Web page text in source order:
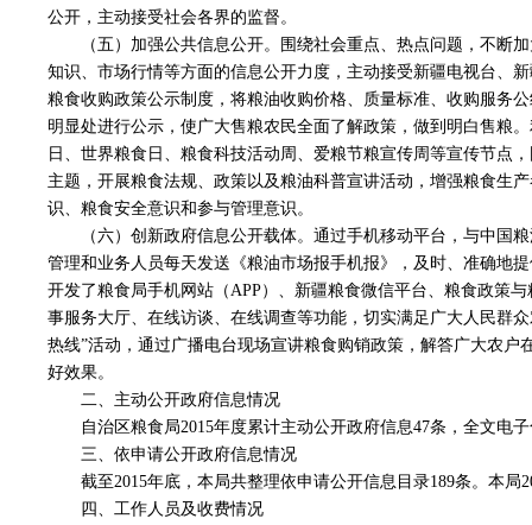
公开，主动接受社会各界的监督。
（五）加强公共信息公开。围绕社会重点、热点问题，不断
知识、市场行情等方面的信息公开力度，主动接受新疆电视台、
粮食收购政策公示制度，将粮油收购价格、质量标准、收购服务
明显处进行公示，使广大售粮农民全面了解政策，做到明白售粮
日、世界粮食日、粮食科技活动周、爱粮节粮宣传周等宣传节点
主题，开展粮食法规、政策以及粮油科普宣讲活动，增强粮食生
识、粮食安全意识和参与管理意识。
（六）创新政府信息公开载体。通过手机移动平台，与中国
管理和业务人员每天发送《粮油市场报手机报》，及时、准确地
开发了粮食局手机网站（APP）、新疆粮食微信平台、粮食政策
事服务大厅、在线访谈、在线调查等功能，切实满足广大人民群
热线”活动，通过广播电台现场宣讲粮食购销政策，解答广大农户
好效果。
二、主动公开政府信息情况
自治区粮食局2015年度累计主动公开政府信息47条，全文电
三、依申请公开政府信息情况
截至2015年底，本局共整理依申请公开信息目录189条。本局
四、工作人员及收费情况